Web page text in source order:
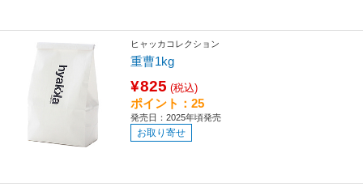
ヒャッカコレクション
重曹1kg
¥825 (税込)
ポイント：25
発売日：2025年頃発売
お取り寄せ